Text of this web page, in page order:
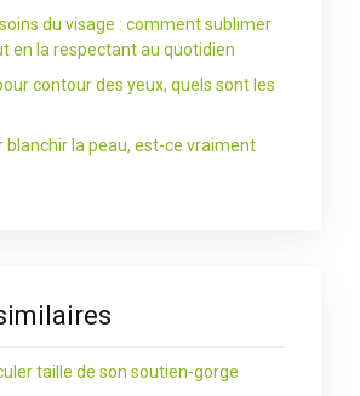
du visage : comment sublimer
en la respectant au quotidien
contour des yeux, quels sont les
blanchir la peau, est-ce vraiment
taille de son soutien-gorge